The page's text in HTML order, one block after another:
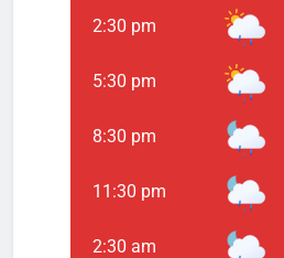
2:30 pm
5:30 pm
8:30 pm
11:30 pm
2:30 am